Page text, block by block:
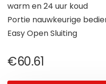
warm en 24 uur koud
Portie nauwkeurige
Easy Open Sluiting
€60.61